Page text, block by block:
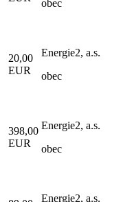
obec
20,00
EUR
Energie2, a.s.
obec
398,00
EUR
Energie2, a.s.
obec
Energie2, a.s.